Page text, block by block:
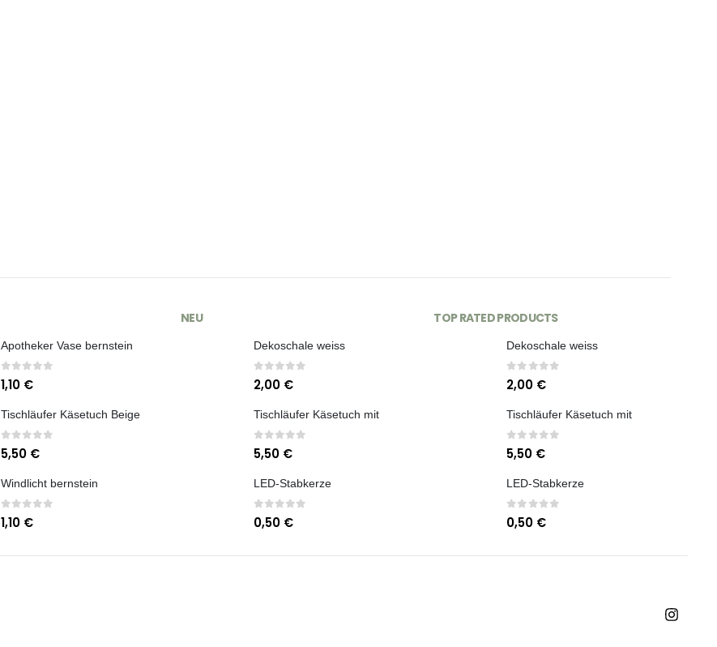
Apotheker Vase bernstein
0 out of 5
1,10 €
Tischläufer Käsetuch Beige
0 out of 5
5,50 €
Windlicht bernstein
0 out of 5
1,10 €
NEU
Dekoschale weiss
0 out of 5
2,00 €
Tischläufer Käsetuch mit
0 out of 5
5,50 €
LED-Stabkerze
0 out of 5
0,50 €
TOP RATED PRODUCTS
Dekoschale weiss
0 out of 5
2,00 €
Tischläufer Käsetuch mit
0 out of 5
5,50 €
LED-Stabkerze
0 out of 5
0,50 €